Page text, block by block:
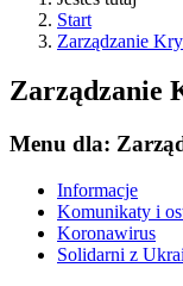
Start
Zarządzanie
Zarządzanie
Menu dla:
Informacje
Komunikaty i
Koronawirus
Solidarni z